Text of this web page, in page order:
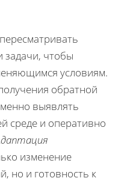
задачи, чтобы
условиям.
обратной
выявлять
среде и оперативно
изменение
но и готовность к